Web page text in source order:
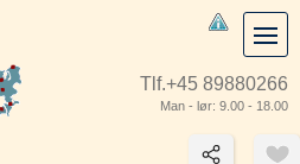
Tlf.+45 89880266
Man - lør: 9.00 - 18.00